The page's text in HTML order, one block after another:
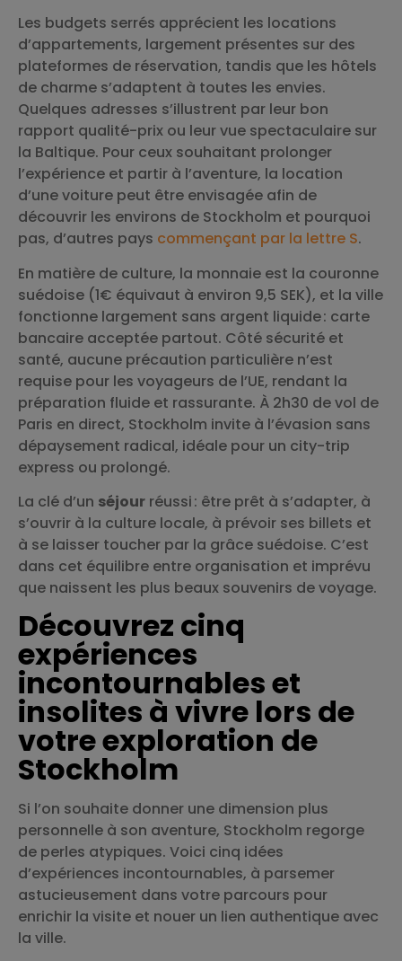
Les budgets serrés apprécient les locations
d’appartements, largement présentes sur des
plateformes de réservation, tandis que les hôtels
de charme s’adaptent à toutes les envies.
Quelques adresses s’illustrent par leur bon
rapport qualité-prix ou leur vue spectaculaire sur
la Baltique. Pour ceux souhaitant prolonger
l’expérience et partir à l’aventure, la location
d’une voiture peut être envisagée afin de
découvrir les environs de Stockholm et pourquoi
pas, d’autres pays commençant par la lettre S.
En matière de culture, la monnaie est la couronne
suédoise (1€ équivaut à environ 9,5 SEK), et la ville
fonctionne largement sans argent liquide : carte
bancaire acceptée partout. Côté sécurité et
santé, aucune précaution particulière n’est
requise pour les voyageurs de l’UE, rendant la
préparation fluide et rassurante. À 2h30 de vol de
Paris en direct, Stockholm invite à l’évasion sans
dépaysement radical, idéale pour un city-trip
express ou prolongé.
La clé d’un séjour réussi : être prêt à s’adapter, à
s’ouvrir à la culture locale, à prévoir ses billets et
à se laisser toucher par la grâce suédoise. C’est
dans cet équilibre entre organisation et imprévu
que naissent les plus beaux souvenirs de voyage.
Découvrez cinq
expériences
incontournables et
insolites à vivre lors de
votre exploration de
Stockholm
Si l’on souhaite donner une dimension plus
personnelle à son aventure, Stockholm regorge
de perles atypiques. Voici cinq idées
d’expériences incontournables, à parsemer
astucieusement dans votre parcours pour
enrichir la visite et nouer un lien authentique avec
la ville.